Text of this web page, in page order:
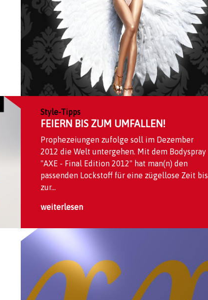
Style-Tipps
FEIERN BIS ZUM UMFALLEN!
Prophezeiungen zufolge soll im Dezember
2012 die Welt untergehen. Mit dem Bodyspray
"AXE - Final Edition 2012" hat man(n) den
passenden Lockstoff für eine zügellose Zeit bis
zur...
weiterlesen